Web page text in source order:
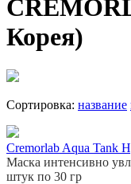
Корея)
Сортировка: название
Cremorlab Aqua Tank
Маска интенсивно
штук по 30 гр